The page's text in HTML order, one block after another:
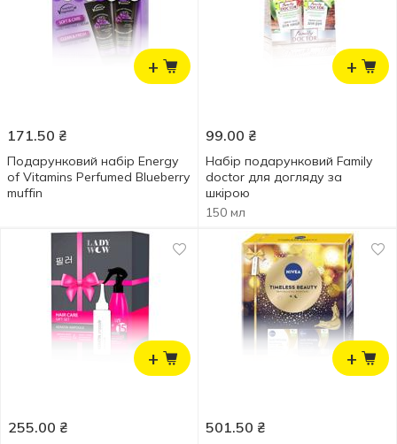
+
171.50 ₴
Подарунковий набір Energy
of Vitamins Perfumed Blueberry
muffin
+
99.00 ₴
Набір подарунковий Family
doctor для догляду за
шкірою
150 мл
+
255.00 ₴
+
501.50 ₴